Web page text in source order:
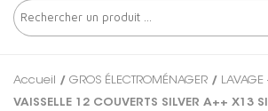
Accueil / GROS ÉLECTROMÉNAGER / LAVAGE
VAISSELLE 12 COUVERTS SILVER A++ X13